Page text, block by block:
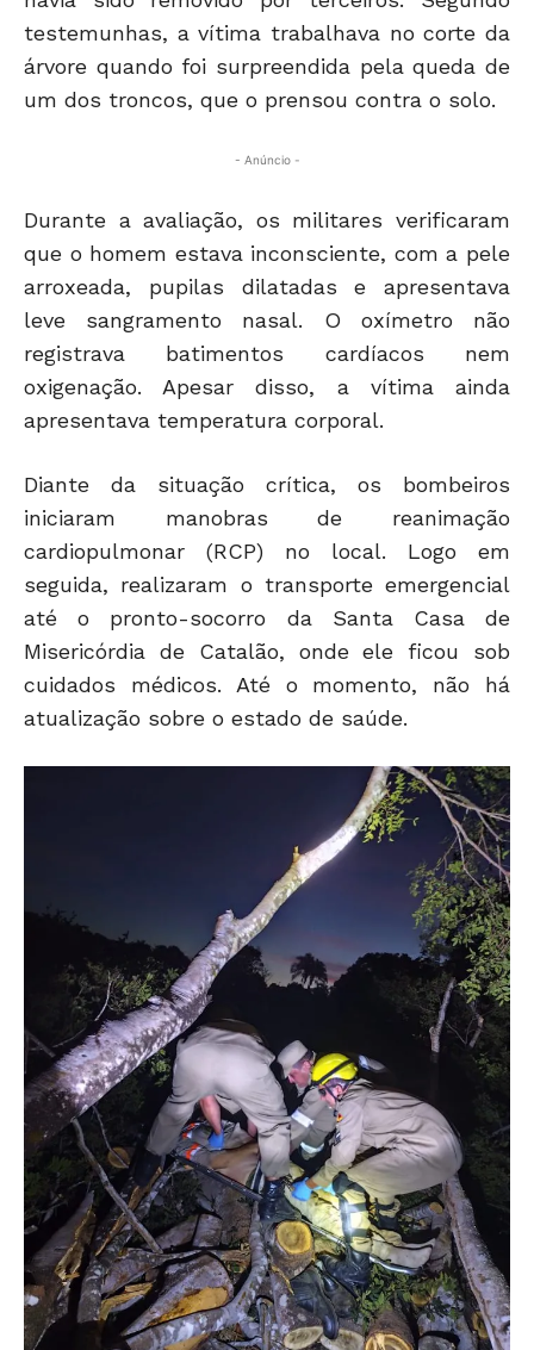
testemunhas, a vítima trabalhava no corte da
árvore quando foi surpreendida pela queda de
um dos troncos, que o prensou contra o solo.
- Anúncio -
Durante a avaliação, os militares verificaram
que o homem estava inconsciente, com a pele
arroxeada, pupilas dilatadas e apresentava
leve sangramento nasal. O oxímetro não
registrava batimentos cardíacos nem
oxigenação. Apesar disso, a vítima ainda
apresentava temperatura corporal.
Diante da situação crítica, os bombeiros
iniciaram manobras de reanimação
cardiopulmonar (RCP) no local. Logo em
seguida, realizaram o transporte emergencial
até o pronto-socorro da Santa Casa de
Misericórdia de Catalão, onde ele ficou sob
cuidados médicos. Até o momento, não há
atualização sobre o estado de saúde.